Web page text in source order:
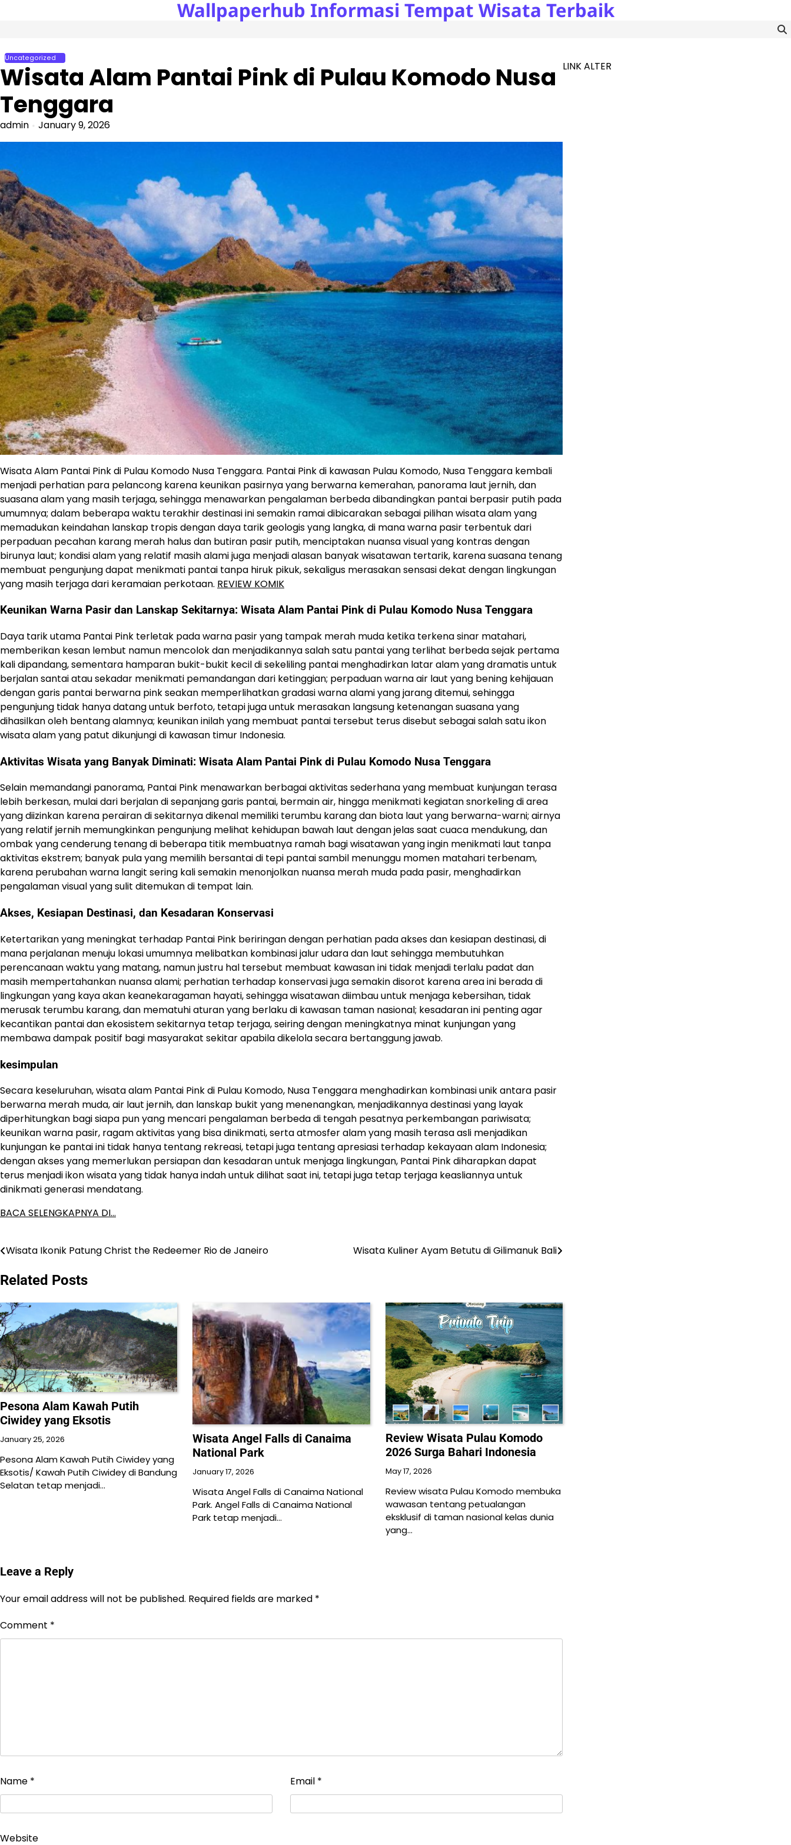
Wallpaperhub Informasi Tempat Wisata Terbaik
Uncategorized
Wisata Alam Pantai Pink di Pulau Komodo Nusa
Tenggara
admin January 9, 2026
Wisata Alam Pantai Pink di Pulau Komodo Nusa Tenggara. Pantai Pink di kawasan Pulau Komodo, Nusa Tenggara kembali
menjadi perhatian para pelancong karena keunikan pasirnya yang berwarna kemerahan, panorama laut jernih, dan
suasana alam yang masih terjaga, sehingga menawarkan pengalaman berbeda dibandingkan pantai berpasir putih pada
umumnya; dalam beberapa waktu terakhir destinasi ini semakin ramai dibicarakan sebagai pilihan wisata alam yang
memadukan keindahan lanskap tropis dengan daya tarik geologis yang langka, di mana warna pasir terbentuk dari
perpaduan pecahan karang merah halus dan butiran pasir putih, menciptakan nuansa visual yang kontras dengan
birunya laut; kondisi alam yang relatif masih alami juga menjadi alasan banyak wisatawan tertarik, karena suasana tenang
membuat pengunjung dapat menikmati pantai tanpa hiruk pikuk, sekaligus merasakan sensasi dekat dengan lingkungan
yang masih terjaga dari keramaian perkotaan. REVIEW KOMIK
Keunikan Warna Pasir dan Lanskap Sekitarnya: Wisata Alam Pantai Pink di Pulau Komodo Nusa Tenggara
Daya tarik utama Pantai Pink terletak pada warna pasir yang tampak merah muda ketika terkena sinar matahari,
memberikan kesan lembut namun mencolok dan menjadikannya salah satu pantai yang terlihat berbeda sejak pertama
kali dipandang, sementara hamparan bukit-bukit kecil di sekeliling pantai menghadirkan latar alam yang dramatis untuk
berjalan santai atau sekadar menikmati pemandangan dari ketinggian; perpaduan warna air laut yang bening kehijauan
dengan garis pantai berwarna pink seakan memperlihatkan gradasi warna alami yang jarang ditemui, sehingga
pengunjung tidak hanya datang untuk berfoto, tetapi juga untuk merasakan langsung ketenangan suasana yang
dihasilkan oleh bentang alamnya; keunikan inilah yang membuat pantai tersebut terus disebut sebagai salah satu ikon
wisata alam yang patut dikunjungi di kawasan timur Indonesia.
Aktivitas Wisata yang Banyak Diminati: Wisata Alam Pantai Pink di Pulau Komodo Nusa Tenggara
Selain memandangi panorama, Pantai Pink menawarkan berbagai aktivitas sederhana yang membuat kunjungan terasa
lebih berkesan, mulai dari berjalan di sepanjang garis pantai, bermain air, hingga menikmati kegiatan snorkeling di area
yang diizinkan karena perairan di sekitarnya dikenal memiliki terumbu karang dan biota laut yang berwarna-warni; airnya
yang relatif jernih memungkinkan pengunjung melihat kehidupan bawah laut dengan jelas saat cuaca mendukung, dan
ombak yang cenderung tenang di beberapa titik membuatnya ramah bagi wisatawan yang ingin menikmati laut tanpa
aktivitas ekstrem; banyak pula yang memilih bersantai di tepi pantai sambil menunggu momen matahari terbenam,
karena perubahan warna langit sering kali semakin menonjolkan nuansa merah muda pada pasir, menghadirkan
pengalaman visual yang sulit ditemukan di tempat lain.
Akses, Kesiapan Destinasi, dan Kesadaran Konservasi
Ketertarikan yang meningkat terhadap Pantai Pink beriringan dengan perhatian pada akses dan kesiapan destinasi, di
mana perjalanan menuju lokasi umumnya melibatkan kombinasi jalur udara dan laut sehingga membutuhkan
perencanaan waktu yang matang, namun justru hal tersebut membuat kawasan ini tidak menjadi terlalu padat dan
masih mempertahankan nuansa alami; perhatian terhadap konservasi juga semakin disorot karena area ini berada di
lingkungan yang kaya akan keanekaragaman hayati, sehingga wisatawan diimbau untuk menjaga kebersihan, tidak
merusak terumbu karang, dan mematuhi aturan yang berlaku di kawasan taman nasional; kesadaran ini penting agar
kecantikan pantai dan ekosistem sekitarnya tetap terjaga, seiring dengan meningkatnya minat kunjungan yang
membawa dampak positif bagi masyarakat sekitar apabila dikelola secara bertanggung jawab.
kesimpulan
Secara keseluruhan, wisata alam Pantai Pink di Pulau Komodo, Nusa Tenggara menghadirkan kombinasi unik antara pasir
berwarna merah muda, air laut jernih, dan lanskap bukit yang menenangkan, menjadikannya destinasi yang layak
diperhitungkan bagi siapa pun yang mencari pengalaman berbeda di tengah pesatnya perkembangan pariwisata;
keunikan warna pasir, ragam aktivitas yang bisa dinikmati, serta atmosfer alam yang masih terasa asli menjadikan
kunjungan ke pantai ini tidak hanya tentang rekreasi, tetapi juga tentang apresiasi terhadap kekayaan alam Indonesia;
dengan akses yang memerlukan persiapan dan kesadaran untuk menjaga lingkungan, Pantai Pink diharapkan dapat
terus menjadi ikon wisata yang tidak hanya indah untuk dilihat saat ini, tetapi juga tetap terjaga keasliannya untuk
dinikmati generasi mendatang.
BACA SELENGKAPNYA DI…
Post
navigation
Wisata Ikonik Patung Christ the Redeemer Rio de Janeiro Wisata Kuliner Ayam Betutu di Gilimanuk Bali
Related Posts
Pesona Alam Kawah Putih
Ciwidey yang Eksotis
January 25, 2026
Pesona Alam Kawah Putih Ciwidey yang
Eksotis/ Kawah Putih Ciwidey di Bandung
Selatan tetap menjadi…
Wisata Angel Falls di Canaima
National Park
January 17, 2026
Wisata Angel Falls di Canaima National
Park. Angel Falls di Canaima National
Park tetap menjadi…
Review Wisata Pulau Komodo
2026 Surga Bahari Indonesia
May 17, 2026
Review wisata Pulau Komodo membuka
wawasan tentang petualangan
eksklusif di taman nasional kelas dunia
yang…
Leave a Reply
Your email address will not be published. Required fields are marked *
Comment *
Name * Email *
Website
LINK ALTER